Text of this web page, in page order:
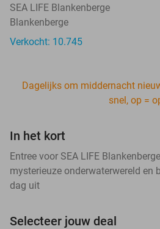
SEA LIFE Blankenberge
Blankenberge
Verkocht: 10.745
Dagelijks om middernacht
snel, op =
In het kort
Entree voor SEA LIFE
mysterieuze onderwaterwereld en
dag uit
Selecteer jouw deal